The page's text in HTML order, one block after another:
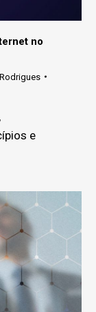
no
e